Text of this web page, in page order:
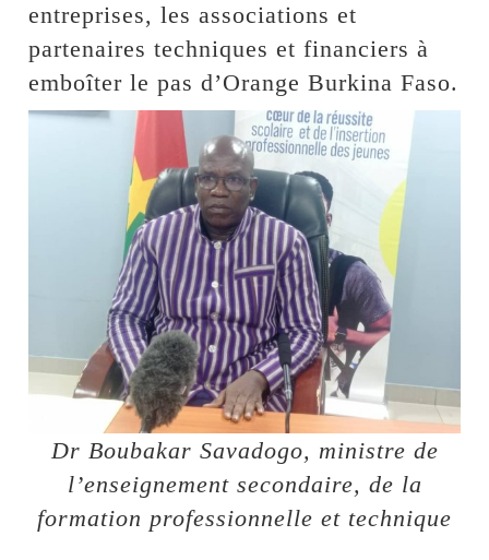
entreprises, les associations et
partenaires techniques et financiers à
emboîter le pas d’Orange Burkina Faso.
Dr Boubakar Savadogo, ministre de
l’enseignement secondaire, de la
formation professionnelle et technique